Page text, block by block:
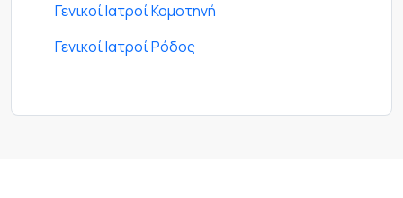
Γενικοί Ιατροί Κομοτηνή
Γενικοί Ιατροί Ρόδος